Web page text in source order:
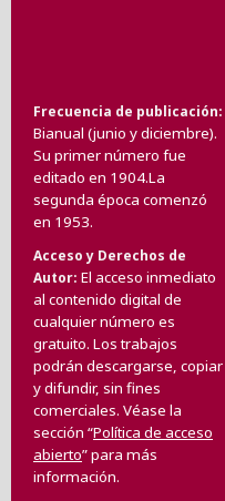
Frecuencia de publicación
Bianual (junio y diciembre).
Su primer número fue
editado en 1904.La
segunda época comenzó
en 1953.
Acceso y Derechos de
Autor El acceso inmediato
al contenido digital de
cualquier número es
gratuito. Los trabajos
podrán descargarse, copiar
y difundir, sin fines
comerciales. Véase la
sección “Política de acceso
abierto” para más
información.